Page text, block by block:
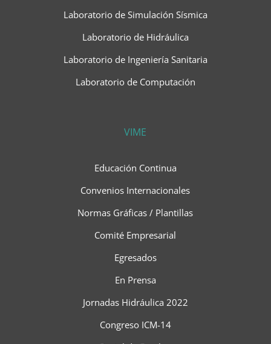
Laboratorio de Simulación Sísmica
Laboratorio de Hidráulica
Laboratorio de Ingeniería Sanitaria
Laboratorio de Computación
VIME
Educación Continua
Convenios Internacionales
Normas Gráficas / Plantillas
Comité Empresarial
Egresados
En Prensa
Jornadas Hidráulica 2022
Congreso ICM-14